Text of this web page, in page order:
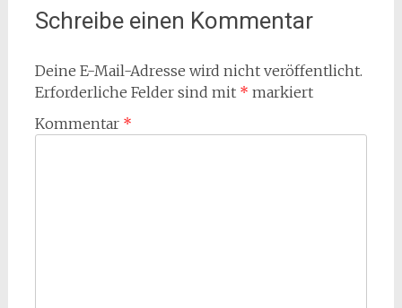
Schreibe einen Kommentar
Deine E-Mail-Adresse wird nicht veröffentlicht.
Erforderliche Felder sind mit * markiert
Kommentar *